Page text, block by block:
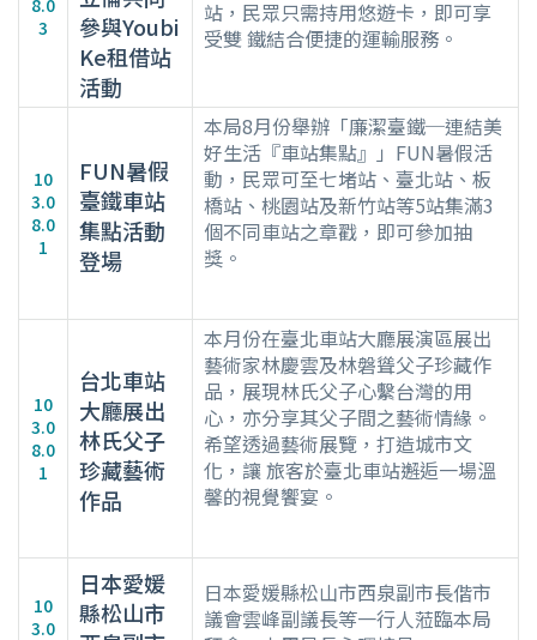
8.0
3
參與Youbi
Ke租借站
活動
站，民眾只需持用悠遊卡，即可享
受雙 鐵結合便捷的運輸服務。
10
3.0
8.0
1
FUN暑假
臺鐵車站
集點活動
登場
本局8月份舉辦「廉潔臺鐵─連結美
好生活『車站集點』」FUN暑假活
動，民眾可至七堵站、臺北站、板
橋站、桃園站及新竹站等5站集滿3
個不同車站之章戳，即可參加抽
獎。
10
3.0
8.0
1
台北車站
大廳展出
林氏父子
珍藏藝術
作品
本月份在臺北車站大廳展演區展出
藝術家林慶雲及林磐聳父子珍藏作
品，展現林氏父子心繫台灣的用
心，亦分享其父子間之藝術情緣。
希望透過藝術展覽，打造城市文
化，讓 旅客於臺北車站邂逅一場溫
馨的視覺饗宴。
10
3.0
日本愛媛
縣松山市
日本愛媛縣松山市西泉副市長偕市
議會雲峰副議長等一行人蒞臨本局